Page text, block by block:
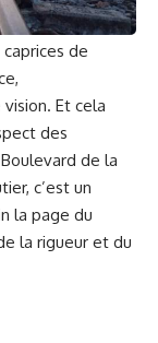
de
Et cela
des
de la
c’est un
la page du
la rigueur et du